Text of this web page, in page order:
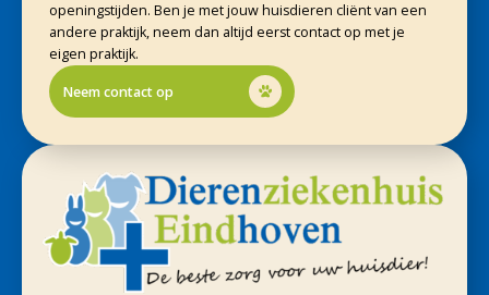
openingstijden. Ben je met jouw huisdieren cliënt van een
andere praktijk, neem dan altijd eerst contact op met je
eigen praktijk.
Neem contact op